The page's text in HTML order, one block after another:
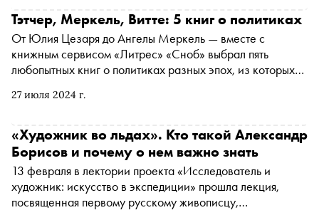
цари, как выбирать чай сегодня и при чем тут варенье и
пряники
27 июля 2024 г.
Тэтчер, Меркель, Витте: 5 книг о политиках
От Юлия Цезаря до Ангелы Меркель — вместе с
книжным сервисом «Литрес» «Сноб» выбрал пять
любопытных книг о политиках разных эпох, из которых
управления Маргарет Тэтчер и преобразованиях Витте
«Художник во льдах». Кто такой Александр
Борисов и почему о нем важно знать
13 февраля в лектории проекта «‎Исследователь и
художник: искусство в экспедиции» прошла лекция,
посвященная первому русскому живописцу,